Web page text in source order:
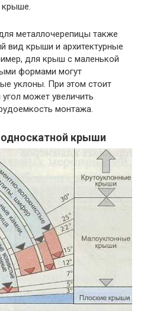
крыше.
металлочерепицы также
вид крыши и архитектурные
для крыш с маленькой
формами могут
уклоны. При этом стоит
может увеличить
монтажа.
крыши